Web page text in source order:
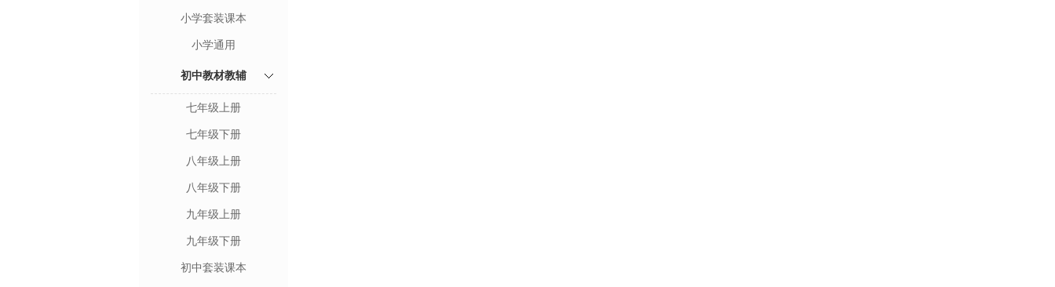
小学套装课本
小学通用
初中教材教辅
七年级上册
七年级下册
八年级上册
八年级下册
九年级上册
九年级下册
初中套装课本